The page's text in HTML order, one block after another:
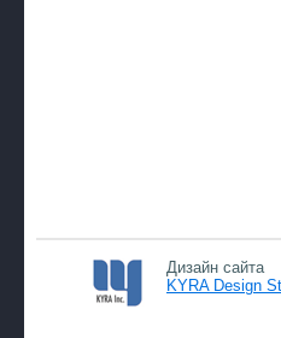
Дизайн сайта
KYRA Design